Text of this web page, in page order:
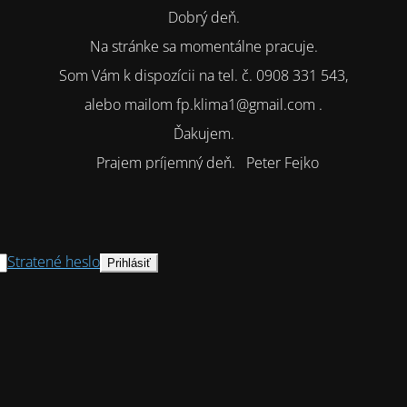
Dobrý deň.
Na stránke sa momentálne pracuje.
Som Vám k dispozícii na tel. č. 0908 331 543,
alebo mailom fp.klima1@gmail.com .
Ďakujem.
Prajem príjemný deň. Peter Fejko
Stratené heslo